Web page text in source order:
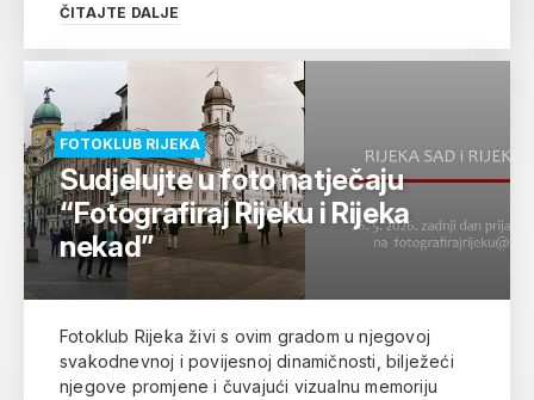
ČITAJTE DALJE
FOTOKLUB RIJEKA
Sudjelujte u foto natječaju
“Fotografiraj Rijeku i Rijeka
nekad”
Fotoklub Rijeka živi s ovim gradom u njegovoj
svakodnevnoj i povijesnoj dinamičnosti, bilježeći
njegove promjene i čuvajući vizualnu memoriju